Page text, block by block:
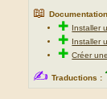
📖
✚ Installer
✚ Installer
✚Créer
✍ Traductions :